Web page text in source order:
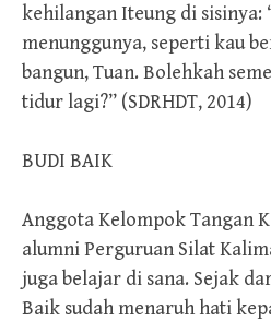
kehilangan Iteung di sisinya:
menunggunya, seperti kau
bangun, Tuan. Bolehkah
tidur lagi?” (SDRHDT, 2014)
BUDI BAIK
Anggota Kelompok Tangan
alumni Perguruan Silat
juga belajar di sana. Sejak
Baik sudah menaruh hati